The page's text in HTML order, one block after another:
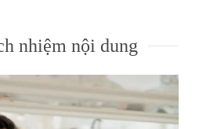
nhiệm nội dung